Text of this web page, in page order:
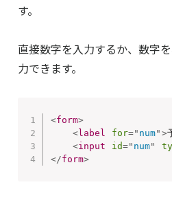
す。
直接数字を入力するか、数字
力できます。
<form>
<label for=" num" >
<input id=" num"
</form>